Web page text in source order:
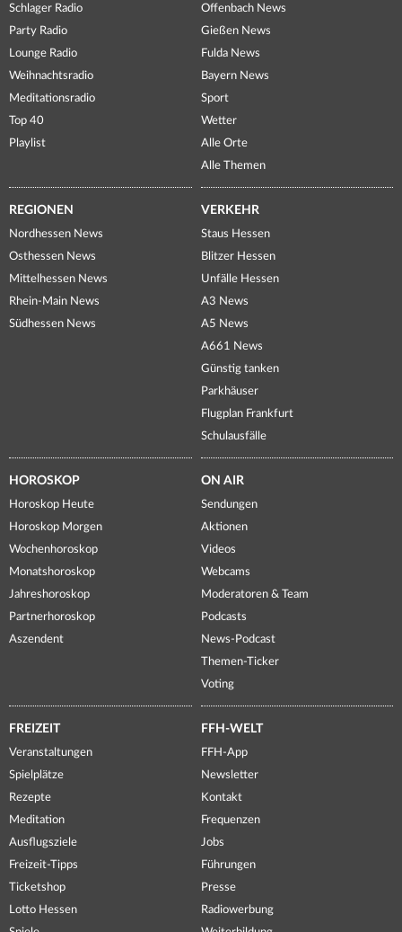
Schlager Radio
Party Radio
Lounge Radio
Weihnachtsradio
Meditationsradio
Top 40
Playlist
Offenbach News
Gießen News
Fulda News
Bayern News
Sport
Wetter
Alle Orte
Alle Themen
REGIONEN
Nordhessen News
Osthessen News
Mittelhessen News
Rhein-Main News
Südhessen News
VERKEHR
Staus Hessen
Blitzer Hessen
Unfälle Hessen
A3 News
A5 News
A661 News
Günstig tanken
Parkhäuser
Flugplan Frankfurt
Schulausfälle
HOROSKOP
Horoskop Heute
Horoskop Morgen
Wochenhoroskop
Monatshoroskop
Jahreshoroskop
Partnerhoroskop
Aszendent
ON AIR
Sendungen
Aktionen
Videos
Webcams
Moderatoren & Team
Podcasts
News-Podcast
Themen-Ticker
Voting
FREIZEIT
Veranstaltungen
Spielplätze
Rezepte
Meditation
Ausflugsziele
Freizeit-Tipps
Ticketshop
Lotto Hessen
FFH-WELT
FFH-App
Newsletter
Kontakt
Frequenzen
Jobs
Führungen
Presse
Radiowerbung